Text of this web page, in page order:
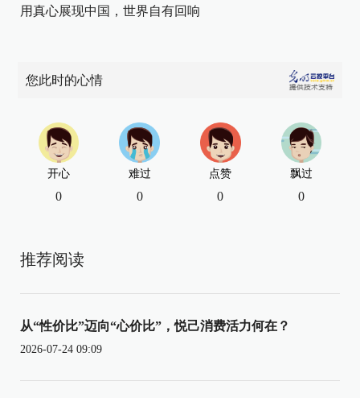
用真心展现中国，世界自有回响
您此时的心情
开心
0
难过
0
点赞
0
飘过
0
推荐阅读
从“性价比”迈向“心价比”，悦己消费活力何在？
2026-07-24 09:09